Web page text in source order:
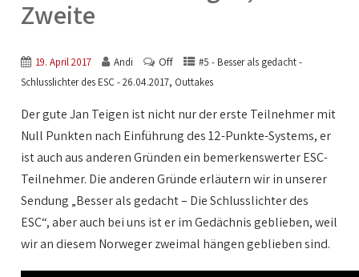
Zweite
19. April 2017 Andi Off
#5 - Besser als gedacht -
Schlusslichter des ESC - 26.04.2017, Outtakes
Der gute Jan Teigen ist nicht nur der erste Teilnehmer mit
Null Punkten nach Einführung des 12-Punkte-Systems, er
ist auch aus anderen Gründen ein bemerkenswerter ESC-
Teilnehmer. Die anderen Gründe erläutern wir in unserer
Sendung „Besser als gedacht – Die Schlusslichter des
ESC“, aber auch bei uns ist er im Gedächnis geblieben, weil
wir an diesem Norweger zweimal hängen geblieben sind.